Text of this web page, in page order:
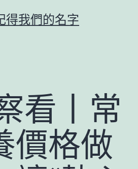
得我們的名字
看丨常
價格做